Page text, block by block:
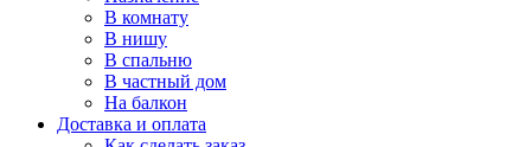
В комнату
В нишу
В спальню
В частный дом
На балкон
Доставка и оплата